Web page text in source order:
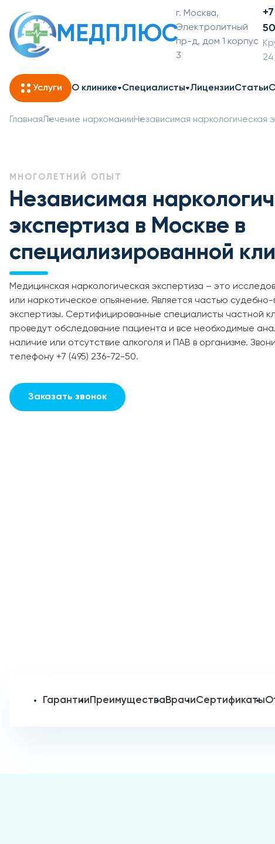
МЕДПЛЮС
г. Москва,
Электролитный
пр-д, дом 1 корпус
3
50
Услуги О клинике Специалисты ЛицензииСтатьи
ГлавнаяЛечение наркомании Независимая наркологическая
МНОГОЛЕТНИЙ ОПЫТ
Независимая
экспертиза в Москве в
специализированной
Медицинская наркологическая экспертиза – это
или наркотическое опьянение. Является частью
экспертизы. Сертифицированные специалисты частной
проведут обследование пациента и все необходимые
наличие или отсутствие алкоголя и ПАВ в организме.
телефону +7 (495) 236-72-50.
Заказать звонок
ГарантииПреимуществаВрачиСертификаты